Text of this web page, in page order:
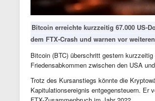
Bitcoin erreichte kurzzeitig 67.000 US-
dem FTX-Crash und warnen vor
Bitcoin (BTC) überschritt gestern
Friedensabkommen zwischen den USA
Trotz des Kursanstiegs könnte die
Kapitulationsereignis entgegensteuern. Er